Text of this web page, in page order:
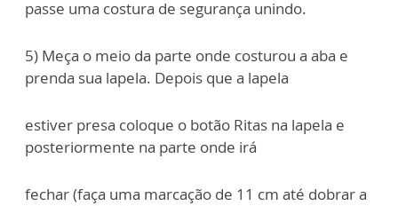
passe uma costura de segurança unindo.
5) Meça o meio da parte onde costurou a aba e
prenda sua lapela. Depois que a lapela
estiver presa coloque o botão Ritas na lapela e
posteriormente na parte onde irá
fechar (faça uma marcação de 11 cm até dobrar a